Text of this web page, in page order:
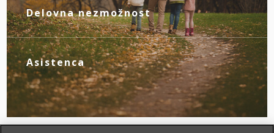
novim življenjskim okoliščinam.
Delovna nezmožnost
Z zagotovljenim nadomestilom za izpad
dohodka poskrbite zase, če zaradi
bolezni ali nezgode izgubite zmožnost za
delo.
Asistenca
Tu smo za vas – da boste v primeru
nezgode hitreje prišli do specialista, bolj
brezskrbno potovali po svetu in pridobili
drugo zdravniško mnenje.